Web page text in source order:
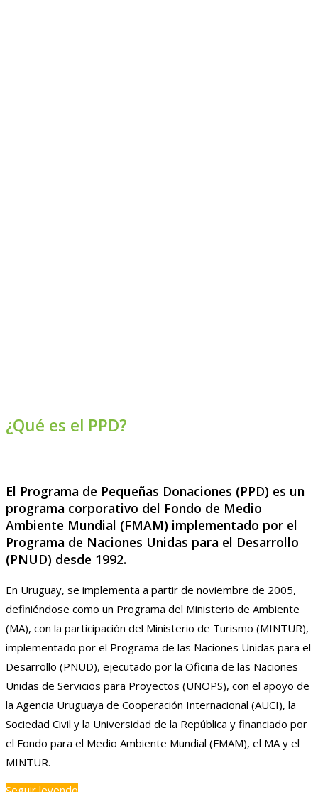
¿Qué es el PPD?
El Programa de Pequeñas Donaciones (PPD) es un
programa corporativo del Fondo de Medio
Ambiente Mundial (FMAM) implementado por el
Programa de Naciones Unidas para el Desarrollo
(PNUD) desde 1992.
En Uruguay, se implementa a partir de noviembre de 2005,
definiéndose como un Programa del Ministerio de Ambiente
(MA), con la participación del Ministerio de Turismo (MINTUR),
implementado por el Programa de las Naciones Unidas para el
Desarrollo (PNUD), ejecutado por la Oficina de las Naciones
Unidas de Servicios para Proyectos (UNOPS), con el apoyo de
la Agencia Uruguaya de Cooperación Internacional (AUCI), la
Sociedad Civil y la Universidad de la República y financiado por
el Fondo para el Medio Ambiente Mundial (FMAM), el MA y el
MINTUR.